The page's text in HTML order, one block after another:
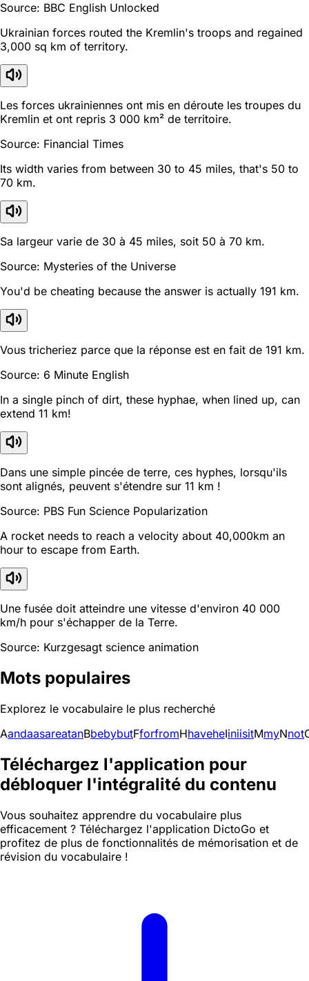
Source: BBC English Unlocked
Ukrainian forces routed the Kremlin's troops and regained
3,000 sq km of territory.
Les forces ukrainiennes ont mis en déroute les troupes du
Kremlin et ont repris 3 000 km² de territoire.
Source: Financial Times
Its width varies from between 30 to 45 miles, that's 50 to
70 km.
Sa largeur varie de 30 à 45 miles, soit 50 à 70 km.
Source: Mysteries of the Universe
You'd be cheating because the answer is actually 191 km.
Vous tricheriez parce que la réponse est en fait de 191 km.
Source: 6 Minute English
In a single pinch of dirt, these hyphae, when lined up, can
extend 11 km!
Dans une simple pincée de terre, ces hyphes, lorsqu'ils
sont alignés, peuvent s'étendre sur 11 km !
Source: PBS Fun Science Popularization
A rocket needs to reach a velocity about 40,000km an
hour to escape from Earth.
Une fusée doit atteindre une vitesse d'environ 40 000
km/h pour s'échapper de la Terre.
Source: Kurzgesagt science animation
Mots populaires
Explorez le vocabulaire le plus recherché
AandaasareatanBbebybutFforfromHhaveheIiniisitMmyNnot
Téléchargez l'application pour
débloquer l'intégralité du contenu
Vous souhaitez apprendre du vocabulaire plus
efficacement ? Téléchargez l'application DictoGo et
profitez de plus de fonctionnalités de mémorisation et de
révision du vocabulaire !